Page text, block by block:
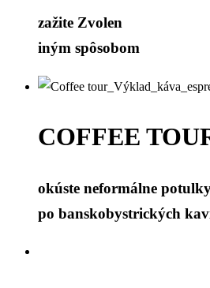
zažite Zvolen
iným spôsobom
COFFEE
okúste neformálne
po banskobystrických